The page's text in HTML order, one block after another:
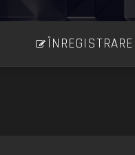
ÎNREGISTRARE